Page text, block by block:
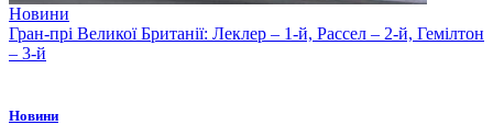
Новини
Гран-прі Великої Британії: Леклер – 1-й, Рассел – 2-й, Гемілтон
– 3-й
Новини